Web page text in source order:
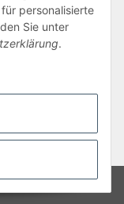
personalisierte
Sie unter
.